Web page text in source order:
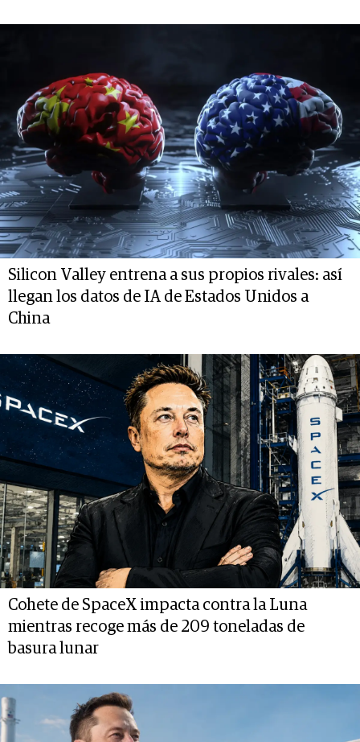
Silicon Valley entrena a sus propios rivales: así
llegan los datos de IA de Estados Unidos a
China
Cohete de SpaceX impacta contra la Luna
mientras recoge más de 209 toneladas de
basura lunar